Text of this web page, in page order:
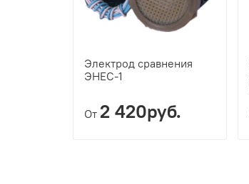
Электрод сравнения
ЭНЕС-1
От 2 420руб.